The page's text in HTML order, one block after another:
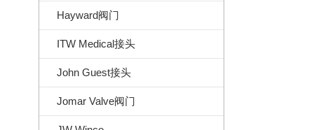
Hayward阀门
ITW Medical接头
John Guest接头
Jomar Valve阀门